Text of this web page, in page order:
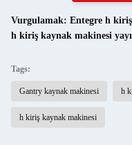
Vurgulamak: Entegre h
h kiriş kaynak makinesi yayı
Tags:
Gantry kaynak makinesi h
h kiriş kaynak makinesi